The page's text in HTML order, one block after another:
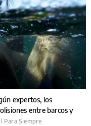
expertos, los
entre barcos y
Para Siempre